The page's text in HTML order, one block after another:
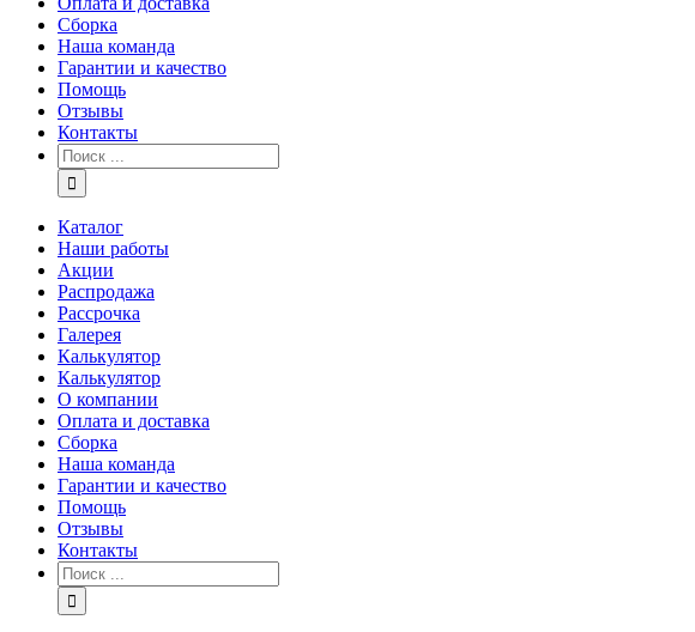
Сборка
Наша команда
Гарантии и качество
Помощь
Отзывы
Контакты
Каталог
Наши работы
Акции
Распродажа
Рассрочка
Галерея
Калькулятор
Калькулятор
О компании
Оплата и доставка
Сборка
Наша команда
Гарантии и качество
Помощь
Отзывы
Контакты